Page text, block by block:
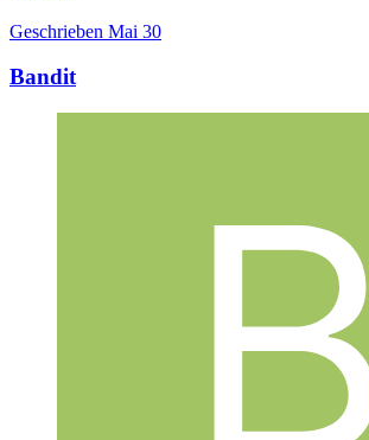
Geschrieben Mai 30
Bandit